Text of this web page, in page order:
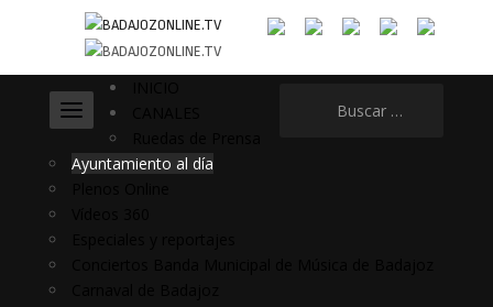
Ayuntamiento al día